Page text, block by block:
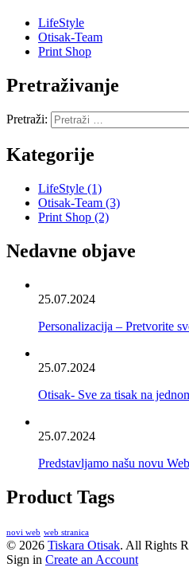
LifeStyle
Otisak-Team
Print Shop
Pretraživanje
Pretraži:
Kategorije
LifeStyle (1)
Otisak-Team (3)
Print Shop (2)
Nedavne objave
25.07.2024
Personalizacija – Pretvorite
25.07.2024
Otisak- Sve za tisak na
25.07.2024
Predstavljamo našu novu
Product Tags
novi web web stranica
© 2026 Tiskara Otisak. All Rights
Sign in Create an Account